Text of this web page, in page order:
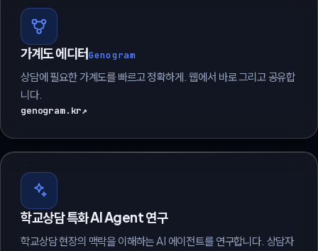
가계도 에디터Genogram
상담에 필요한 가계도를 빠르고 정확하게. 웹에서 바로 그리고 공유합
니다.
genogram.kr↗
학교상담 특화 AI Agent 연구
학교상담 현장의 맥락을 이해하는 AI 에이전트를 연구합니다. 상담자